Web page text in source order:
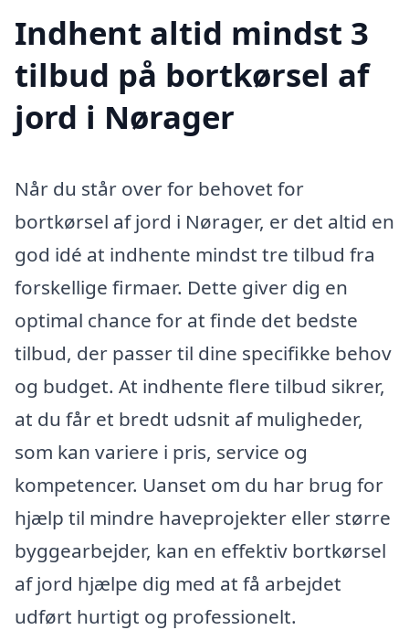
Indhent altid mindst 3
tilbud på bortkørsel af
jord i Nørager
Når du står over for behovet for
bortkørsel af jord i Nørager, er det altid en
god idé at indhente mindst tre tilbud fra
forskellige firmaer. Dette giver dig en
optimal chance for at finde det bedste
tilbud, der passer til dine specifikke behov
og budget. At indhente flere tilbud sikrer,
at du får et bredt udsnit af muligheder,
som kan variere i pris, service og
kompetencer. Uanset om du har brug for
hjælp til mindre haveprojekter eller større
byggearbejder, kan en effektiv bortkørsel
af jord hjælpe dig med at få arbejdet
udført hurtigt og professionelt.